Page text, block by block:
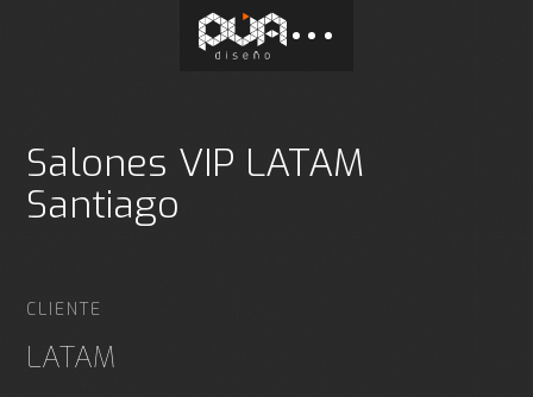
Salones VIP LATAM
Santiago
CLIENTE
LATAM